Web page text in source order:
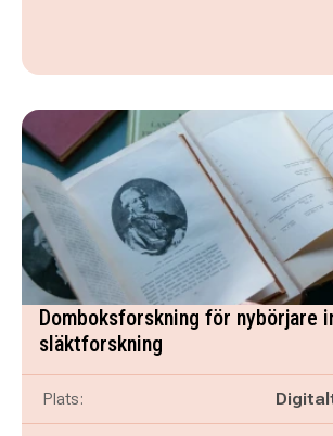
Domboksforskning för nybörjare
släktforskning
Plats: